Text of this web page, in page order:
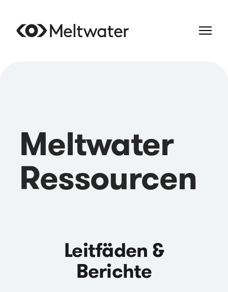
Meltwater
Ressourcen
Leitfäden &
Berichte